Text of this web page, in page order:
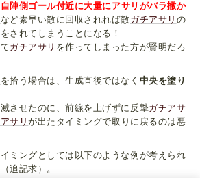
自陣側ゴール付近に大量にアサリがバラ撒か
など素早い敵に回収されれば敵ガチアサリ の
されてしまうことになる！
ガチアサリ を作ってしまった方が賢明だろ
を拾う場合は、生成直後ではなく 中央を塗り
させたのに、前線を上げずに反撃ガチアサ
サリが出たタイミングで取りに戻るのは悪
ミングとしては以下のような例が考えられ
追記求）。